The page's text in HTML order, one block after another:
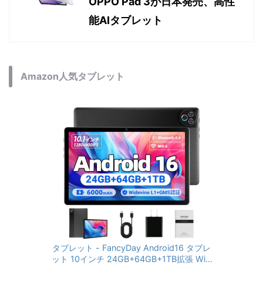
能AIタブレット
Amazon人気タブレット
タブレット - FancyDay Android16 タブレ
ット 10インチ 24GB+64GB+1TB拡張 WiFi